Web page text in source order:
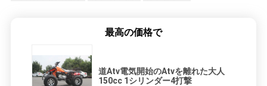
最高の価格で
道Atv電気開始のAtvを離れた大人
150cc 1シリンダー4打撃